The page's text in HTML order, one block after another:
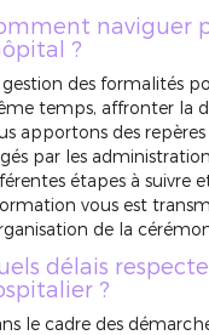
NOUS
naviguer
?
gestion des formalités
temps, affronter la
apportons des
par les
étapes à suivre
vous est
de la
délais
?
le cadre des